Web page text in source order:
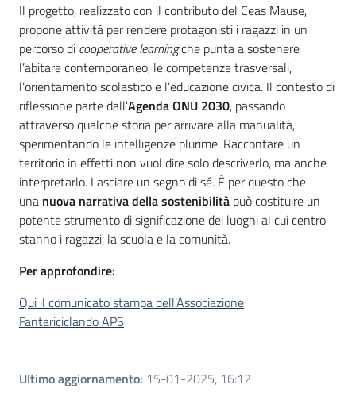
Il progetto, realizzato con il contributo del Ceas Mause,
propone attività per rendere protagonisti i ragazzi in un
percorso di cooperative learningche punta a sostenere
l’abitare contemporaneo, le competenze trasversali,
l’orientamento scolastico e l’educazione civica. Il contesto di
riflessione parte dall’Agenda ONU 2030, passando
attraverso qualche storia per arrivare alla manualità,
sperimentando le intelligenze plurime. Raccontare un
territorio in effetti non vuol dire solo descriverlo, ma anche
interpretarlo. Lasciare un segno di sé. È per questo che
una nuova narrativa della sostenibilità può costituire un
potente strumento di significazione dei luoghi al cui centro
stanno i ragazzi, la scuola e la comunità.
Per approfondire:
Qui il comunicato stampa dell’Associazione
Fantariciclando APS
Ultimo aggiornamento: 15-01-2025, 16:12